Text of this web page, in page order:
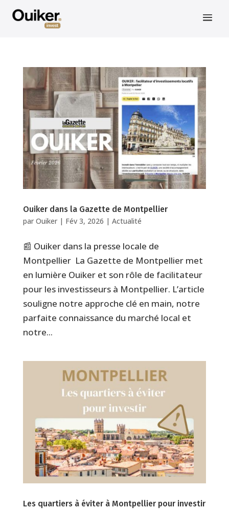
Ouiker dans la Gazette de Montpellier
par Ouiker| Fév 3, 2026 | Actualité
📰 Ouiker dans la presse locale de
Montpellier La Gazette de Montpellier met
en lumière Ouiker et son rôle de facilitateur
pour les investisseurs à Montpellier. L’article
souligne notre approche clé en main, notre
parfaite connaissance du marché local et
notre...
Les quartiers à éviter à Montpellier pour investir